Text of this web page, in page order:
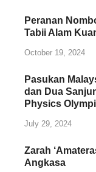
Peranan
Tabii Alam
October 19, 2024
Pasukan
dan Dua
Physics
July 29, 2024
Zarah
Angkasa